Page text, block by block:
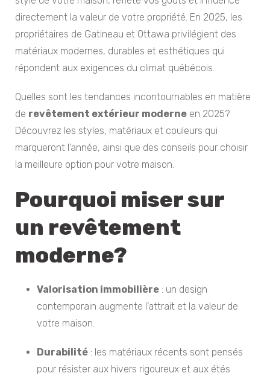
directement la valeur de votre propriété. En 2025, les
propriétaires de Gatineau et Ottawa privilégient des
matériaux modernes, durables et esthétiques qui
répondent aux exigences du climat québécois.
Quelles sont les tendances incontournables en matière
de revêtement extérieur moderne en 2025?
Découvrez les styles, matériaux et couleurs qui
marqueront l’année, ainsi que des conseils pour choisir
la meilleure option pour votre maison.
Pourquoi miser sur
un revêtement
moderne?
Valorisation immobilière : un design
contemporain augmente l’attrait et la valeur de
votre maison.
Durabilité : les matériaux récents sont pensés
pour résister aux hivers rigoureux et aux étés